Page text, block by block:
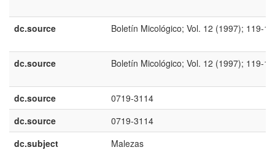
dc.source Boletín Micológico; Vol. 12 (1997); 119-
dc.source Boletín Micológico; Vol. 12 (1997); 119-
dc.source
0719-3114
dc.source
0719-3114
dc.subject
Malezas